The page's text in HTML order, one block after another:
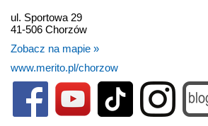
ul. Sportowa 29
41-506 Chorzów
Zobacz na mapie »
www.merito.pl/chorzow